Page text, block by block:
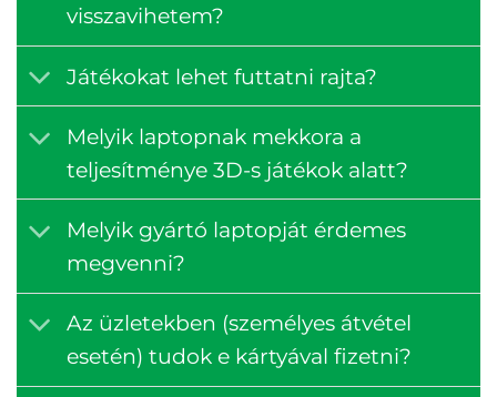
visszavihetem?
Játékokat lehet futtatni rajta?
Melyik laptopnak mekkora a
teljesítménye 3D-s játékok alatt?
Melyik gyártó laptopját érdemes
megvenni?
Az üzletekben (személyes átvétel
esetén) tudok e kártyával fizetni?